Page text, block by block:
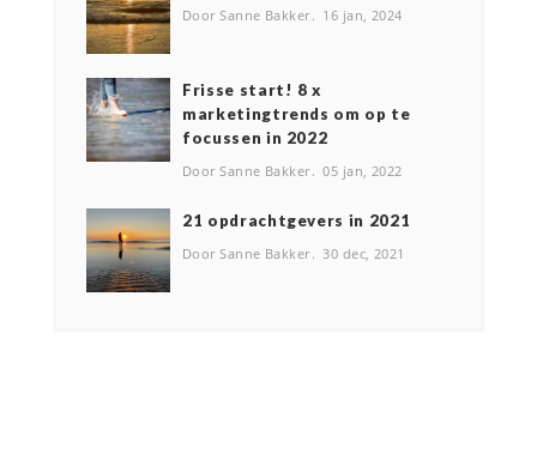
Door Sanne Bakker 16 jan, 2024
Frisse start! 8 x
marketingtrends om op te
focussen in 2022
Door Sanne Bakker 05 jan, 2022
2️1 opdrachtgevers in 2021
Door Sanne Bakker 30 dec, 2021